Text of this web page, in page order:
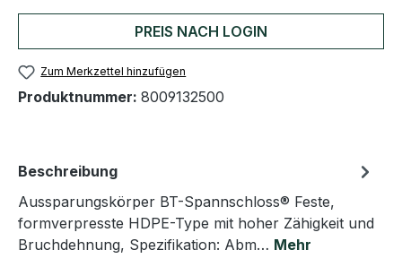
PREIS NACH LOGIN
Zum Merkzettel hinzufügen
Produktnummer: 8009132500
Beschreibung
Aussparungskörper BT-Spannschloss® Feste,
formverpresste HDPE-Type mit hoher Zähigkeit und
Bruchdehnung, Spezifikation: Abm… Mehr